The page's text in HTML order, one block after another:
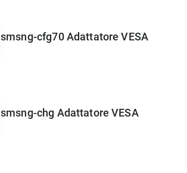
smsng-cfg70 Adattatore VESA
smsng-chg Adattatore VESA